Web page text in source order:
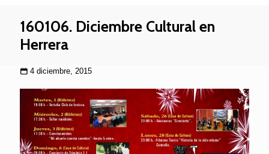
160106. Diciembre Cultural en
Herrera
4 diciembre, 2015